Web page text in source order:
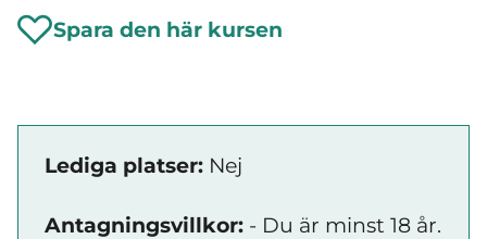
Spara den här kursen
Lediga platser: Nej
Antagningsvillkor: - Du är minst 18 år.